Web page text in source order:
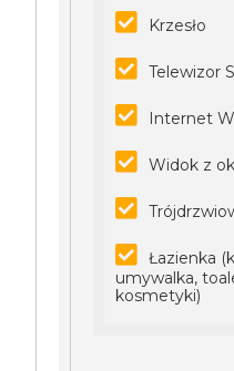
Krzesło
Telewizor
Internet
Widok z
Łazienka
umywalka,
kosmetyki)